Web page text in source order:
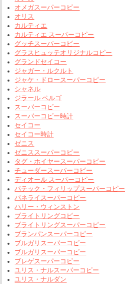
オメガスーパーコピー
オリス
カルティエ
カルティエ スーパーコピー
グッチスーパーコピー
グラスヒュッテオリジナルコピー
グランドセイコー
ジャガー・ルクルト
ジャケ・ドロースーパーコピー
シャネル
ジラール ペルゴ
スーパーコピー
スーパーコピー時計
セイコー
セイコー時計
ゼニス
ゼニススーパーコピー
タグ・ホイヤースーパーコピー
チューダースーパーコピー
ディオール スーパーコピー
パテック・フィリップスーパーコピー
パネライスーパーコピー
ハリー・ウィンストン
ブライトリングコピー
ブライトリングスーパーコピー
ブランパンスーパーコピー
ブルガリスーパーコピー
ブルガリスーパーコピー
ブレゲスーパーコピー
ユリス・ナルスーパーコピー
ユリス・ナルダン